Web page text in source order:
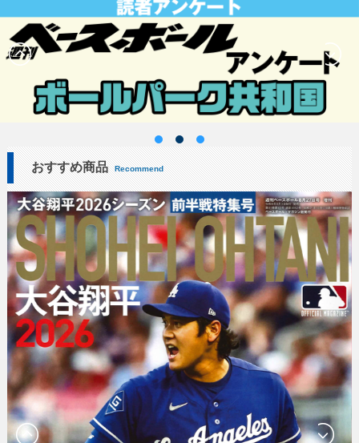
おすすめ商品 Recommend